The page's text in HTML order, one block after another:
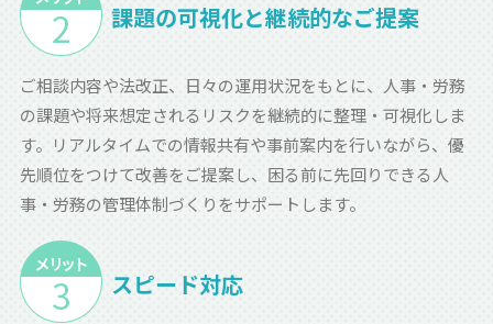
課題の可視化と継続的なご提案
ご相談内容や法改正、日々の運用状況をもとに、人事・労務
の課題や将来想定されるリスクを継続的に整理・可視化しま
す。リアルタイムでの情報共有や事前案内を行いながら、優
先順位をつけて改善をご提案し、困る前に先回りできる人
事・労務の管理体制づくりをサポートします。
スピード対応